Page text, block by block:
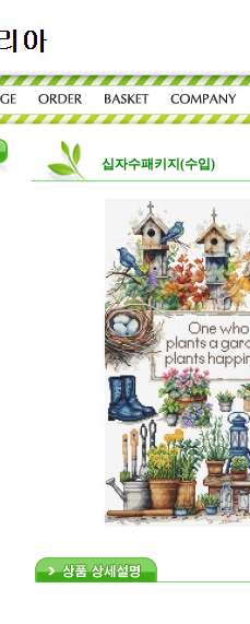
십자수패키지(수입)